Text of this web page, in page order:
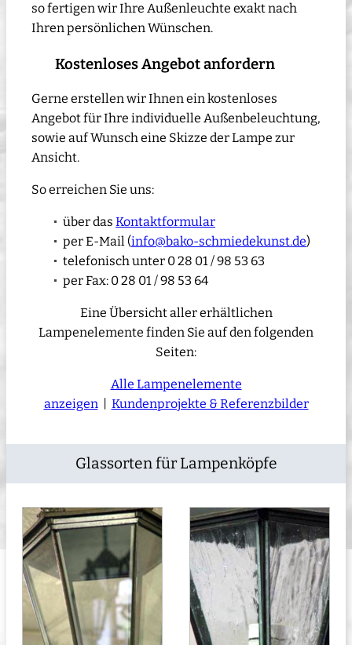
so fertigen wir Ihre Außenleuchte exakt nach
Ihren persönlichen Wünschen.
Kostenloses Angebot anfordern
Gerne erstellen wir Ihnen ein kostenloses
Angebot für Ihre individuelle Außenbeleuchtung,
sowie auf Wunsch eine Skizze der Lampe zur
Ansicht.
So erreichen Sie uns:
über das Kontaktformular
per E-Mail (info@bako-schmiedekunst.de)
telefonisch unter 0 28 01 / 98 53 63
per Fax: 0 28 01 / 98 53 64
Eine Übersicht aller erhältlichen
Lampenelemente finden Sie auf den folgenden
Seiten:
Alle Lampenelemente
anzeigen| Kundenprojekte & Referenzbilder
Glassorten für Lampenköpfe